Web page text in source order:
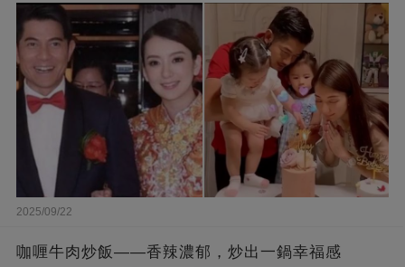
被贊爆
2025/09/22
咖喱牛肉炒飯——香辣濃郁，炒出一鍋幸福感